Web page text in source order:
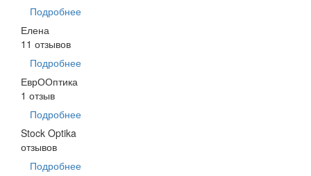
Подробнее
Елена
11 отзывов
Подробнее
ЕврООптика
1 отзыв
Подробнее
Stock Optika
отзывов
Подробнее